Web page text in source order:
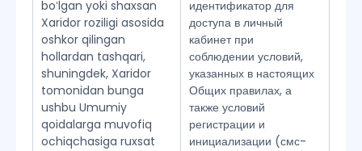
boʻlgan yoki shaxsan
Xaridor roziligi asosida
oshkor qilingan
hollardan tashqari,
shuningdek, Xaridor
tomonidan bunga
ushbu Umumiy
qoidalarga muvofiq
ochiqchasiga ruxsat
идентификатор для
доступа в личный
кабинет при
соблюдении условий,
указанных в настоящих
Общих правилах, а
также условий
регистрации и
инициализации (смс-